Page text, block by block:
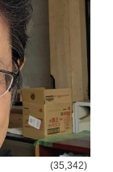
(35,342)